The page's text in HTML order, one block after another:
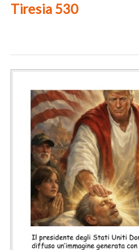
Tiresia 530